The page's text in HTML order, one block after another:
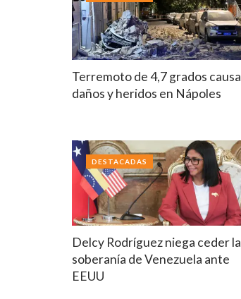
Terremoto de 4,7 grados causa
daños y heridos en Nápoles
Delcy Rodríguez niega ceder la
soberanía de Venezuela ante
EEUU
DESTACADAS